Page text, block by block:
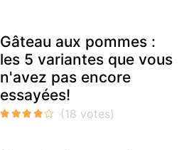
Gâteau aux pommes :
les 5 variantes que vous
n'avez pas encore
essayées!